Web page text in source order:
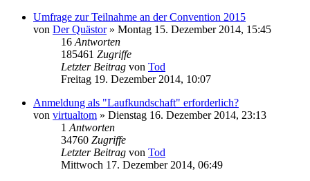
Umfrage zur Teilnahme an der Convention 2015
von Der Quästor» Montag 15. Dezember 2014, 15:45
16 Antworten
185461 Zugriffe
Letzter Beitrag von Tod
Freitag 19. Dezember 2014, 10:07
Anmeldung als "Laufkundschaft" erforderlich?
von virtualtom » Dienstag 16. Dezember 2014, 23:13
1 Antworten
34760 Zugriffe
Letzter Beitrag von Tod
Mittwoch 17. Dezember 2014, 06:49